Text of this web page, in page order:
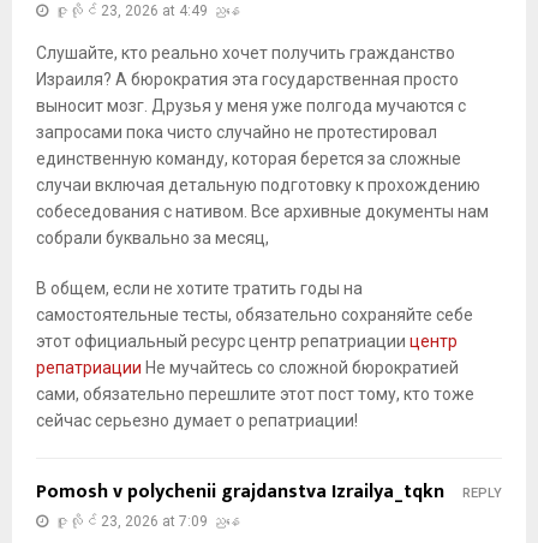
ဇူလိုင် 23, 2026 at 4:49 ညနေ
Слушайте, кто реально хочет получить гражданство
Израиля? А бюрократия эта государственная просто
выносит мозг. Друзья у меня уже полгода мучаются с
запросами пока чисто случайно не протестировал
единственную команду, которая берется за сложные
случаи включая детальную подготовку к прохождению
собеседования с нативом. Все архивные документы нам
собрали буквально за месяц,
В общем, если не хотите тратить годы на
самостоятельные тесты, обязательно сохраняйте себе
этот официальный ресурс центр репатриации центр
репатриации Не мучайтесь со сложной бюрократией
сами, обязательно перешлите этот пост тому, кто тоже
сейчас серьезно думает о репатриации!
Pomosh v polychenii grajdanstva Izrailya_tqkn
ဇူလိုင် 23, 2026 at 7:09 ညနေ
REPLY